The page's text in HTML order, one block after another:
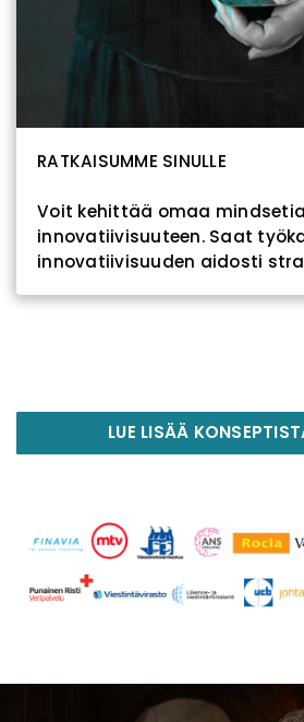
RATKAISUMME SINULLE
Voit kehittää omaa
innovatiivisuuteen. Saat
innovatiivisuuden aidosti
LUE LISÄÄ